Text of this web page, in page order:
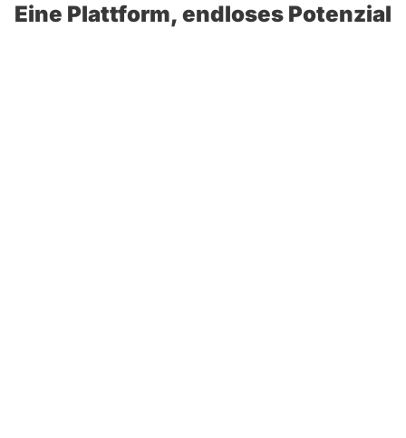
Eine Plattform, endloses Potenzial